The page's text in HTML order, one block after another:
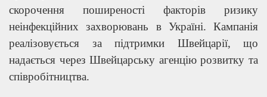
скорочення поширеності факторів ризику
неінфекційних захворювань в Україні. Кампанія
реалізовується за підтримки Швейцарії, що
надається через Швейцарську агенцію розвитку та
співробітництва.